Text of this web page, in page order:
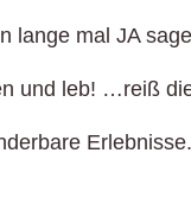
lange mal JA
und leb! …reiß
Erlebnisse.